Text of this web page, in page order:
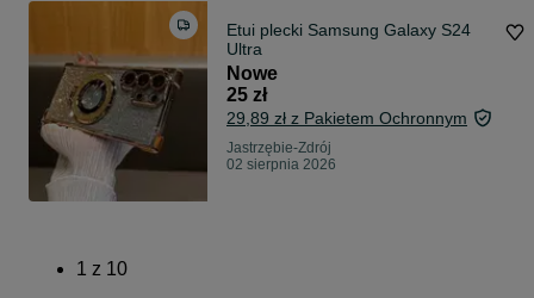
Etui plecki Samsung Galaxy S24
Ultra
Nowe
25 zł
29,89 zł z Pakietem Ochronnym
Jastrzębie-Zdrój
02 sierpnia 2026
1 z 10